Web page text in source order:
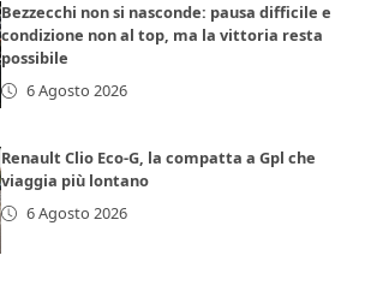
Bezzecchi non si nasconde: pausa difficile e
condizione non al top, ma la vittoria resta
possibile
6 Agosto 2026
Renault Clio Eco-G, la compatta a Gpl che
viaggia più lontano
6 Agosto 2026